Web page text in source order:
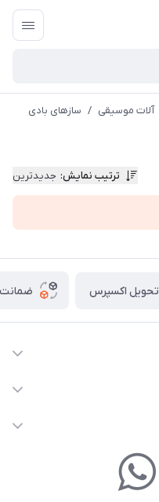
آلات موسیقی / سازهای بادی
ترتیب نمایش: جدیدترین
تحویل اکسپرس ضمانت